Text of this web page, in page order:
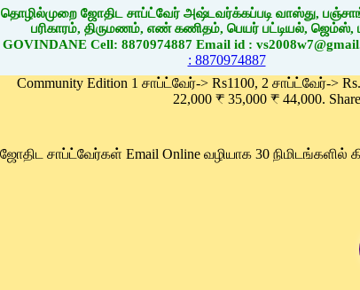
தொழில்முறை ஜோதிட சாப்ட்வேர் அஷ்டவர்க்கப்படி வாஸ்து,
பரிகாரம், திருமணம், எண் கணிதம், பெயர் பட்டியல், ஜெம்ஸ்,
GOVINDANE Cell: 8870974887 Email id :
: 8870974887
Community Edition 1 சாப்ட்வேர்-> Rs1100, 2 சாப்ட்வேர்->
22,000 ₹ 35,000 ₹ 44,000.
ஜோதிட சாப்ட்வேர்கள் Email Online வழியாக 30 நிமிடங்களில்